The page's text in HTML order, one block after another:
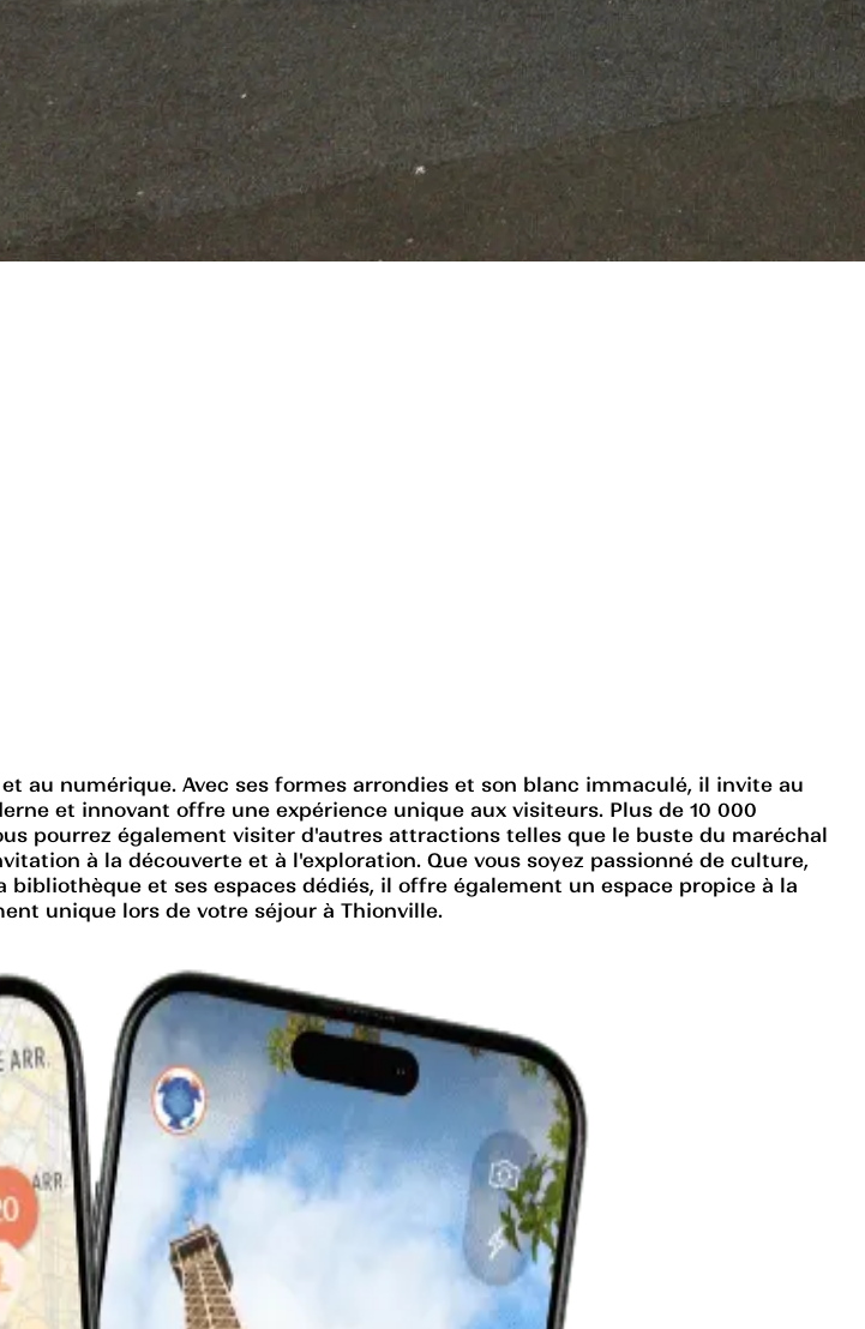
au numérique. Avec ses formes arrondies et son blanc immaculé, il invite au
et innovant offre une expérience unique aux visiteurs. Plus de 10 000
pourrez également visiter d'autres attractions telles que le buste du maréchal
à la découverte et à l'exploration. Que vous soyez passionné de culture,
et ses espaces dédiés, il offre également un espace propice à la
unique lors de votre séjour à Thionville.